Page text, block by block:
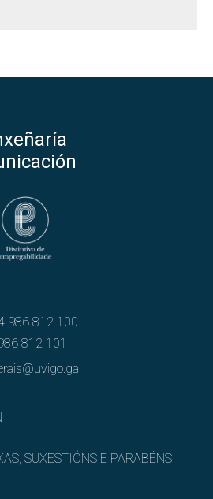
986 812 100
812 101
SUXESTIÓNS E PARABÉNS